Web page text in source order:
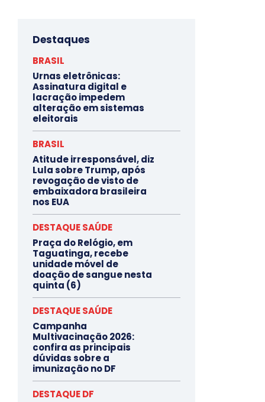
Destaques
BRASIL
Urnas eletrônicas:
Assinatura digital e
lacração impedem
alteração em sistemas
eleitorais
BRASIL
Atitude irresponsável, diz
Lula sobre Trump, após
revogação de visto de
embaixadora brasileira
nos EUA
DESTAQUE SAÚDE
Praça do Relógio, em
Taguatinga, recebe
unidade móvel de
doação de sangue nesta
quinta (6)
DESTAQUE SAÚDE
Campanha
Multivacinação 2026:
confira as principais
dúvidas sobre a
imunização no DF
DESTAQUE DF